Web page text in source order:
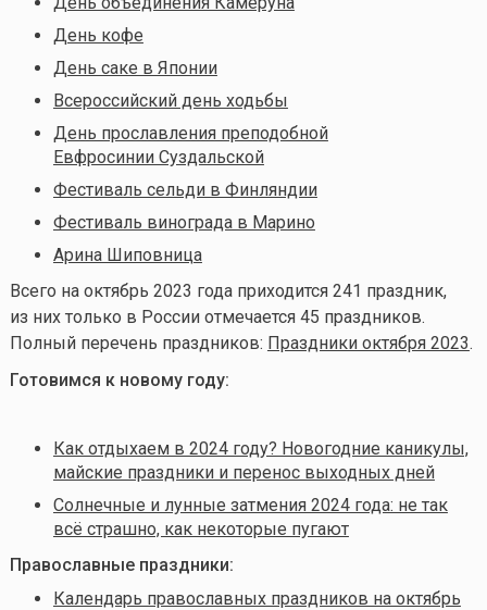
День кофе
День саке в Японии
Всероссийский день ходьбы
День прославления преподобной
Евфросинии Суздальской
Фестиваль сельди в Финляндии
Фестиваль винограда в Марино
Арина Шиповница
Всего на октябрь 2023 года приходится 241 праздник,
из них только в России отмечается 45 праздников.
Полный перечень праздников: Праздники октября 2023.
Готовимся к новому году:
Как отдыхаем в 2024 году? Новогодние каникулы,
майские праздники и перенос выходных дней
Солнечные и лунные затмения 2024 года: не так
всё страшно, как некоторые пугают
Православные праздники:
Календарь православных праздников на октябрь